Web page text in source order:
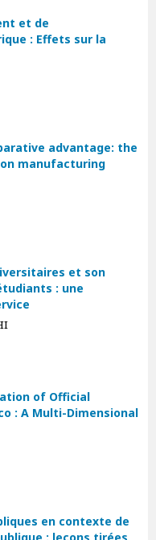
et de
: Effets sur la
advantage: the
manufacturing
et son
: une
of Official
: A Multi-Dimensional
en contexte de